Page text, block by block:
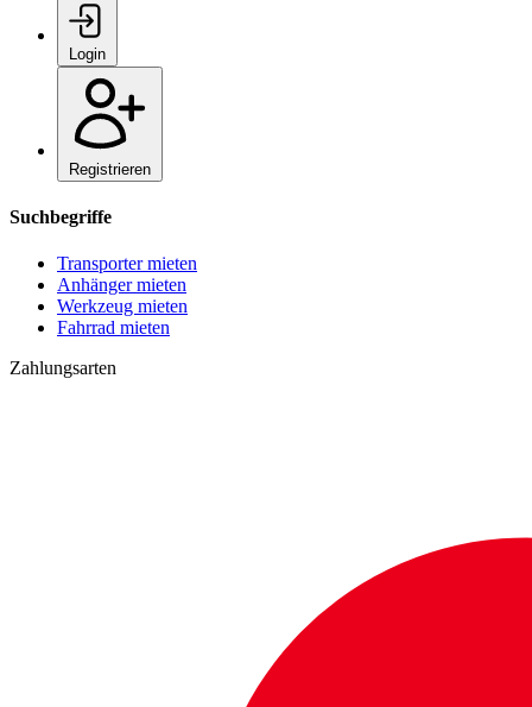
Login
Registrieren
Suchbegriffe
Transporter mieten
Anhänger mieten
Werkzeug mieten
Fahrrad mieten
Zahlungsarten